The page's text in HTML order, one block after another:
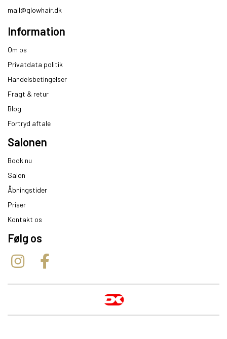
mail@glowhair.dk
Information
Om os
Privatdata politik
Handelsbetingelser
Fragt & retur
Blog
Fortryd aftale
Salonen
Book nu
Salon
Åbningstider
Priser
Kontakt os
Følg os